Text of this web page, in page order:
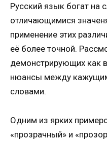
Русский язык богат на
отличающимися
применение этих
её более точной.
демонстрирующих как
нюансы между
словами.
Одним из ярких
«прозрачный» и